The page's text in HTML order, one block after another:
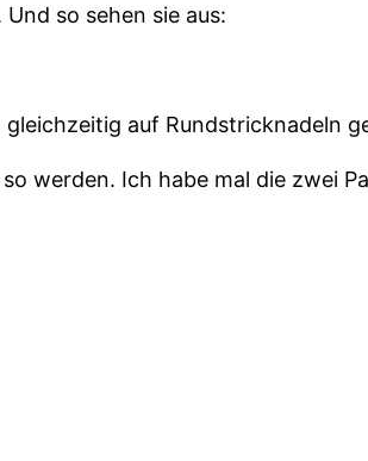
so sehen sie aus:
gleichzeitig auf Rundstricknadeln
werden. Ich habe mal die zwei